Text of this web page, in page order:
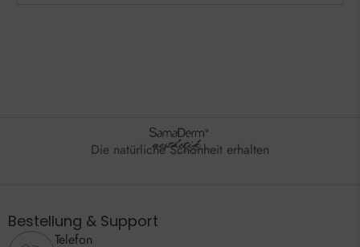
Die natürliche Schönheit erhalten
Bestellung & Support
Telefon